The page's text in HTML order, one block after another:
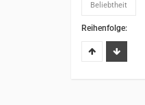
Beliebtheit
Reihenfolge: